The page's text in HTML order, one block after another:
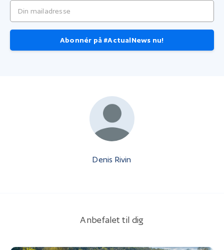
Din mailadresse
Abonnér på #ActualNews nu!
Denis Rivin
Anbefalet til dig